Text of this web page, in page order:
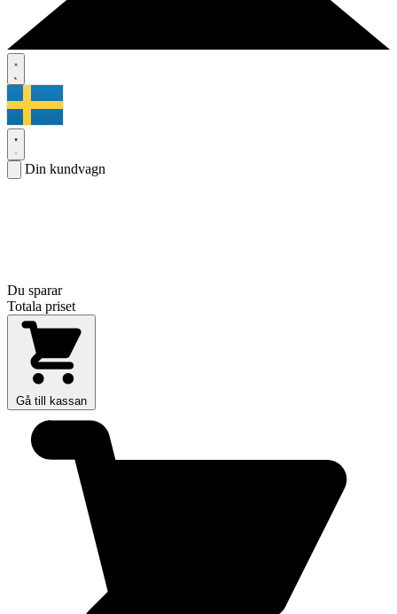
Din kundvagn
Du sparar
Totala priset
Gå till kassan